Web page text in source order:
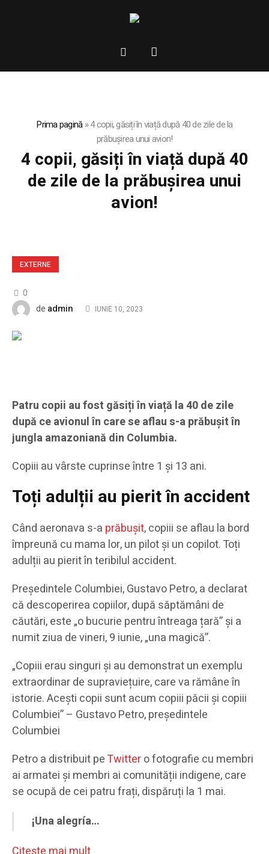
Prima pagină»4 copii, găsiți în viață după 40 de zile de la
prăbușirea unui avion!
4 copii, găsiți în viață după 40
de zile de la prăbușirea unui
avion!
EXTERNE
0
de admin IUNIE 10, 2023
Patru copii au fost găsiți în viață la 40 de zile
după ce avionul în care se aflau s-a prăbușit în
jungla amazoniană din Columbia.
Copiii au vârste cuprinse între 1 și 13 ani.
Toți adulții au pierit în accident
Când aeronava s-a prăbușit, copiii se aflau la bord
împreună cu mama lor, un pilot și un copilot. Toți
adulții au pierit în teribilul accident.
Președintele Columbiei, Gustavo Petro, a declarat
că descoperirea copiilor, după săptămâni de
căutări, este „o bucurie pentru întreaga țară” și a
numit ziua de vineri, 9 iunie, „una magică”.
„Copiii erau singuri și au demonstrat un exemplu
extraordinar de supraviețuire, care va rămâne în
istorie. Acești copii sunt acum copiii păcii și copiii
Columbiei” – Gustavo Petro, președintele
Columbiei
Petro a distribuit peTwittero fotografie cu membri
ai armatei și membri ai comunității indigene, care
se ocupă de cei patru frați, dispăruți la 1 mai.
¡Una alegría…